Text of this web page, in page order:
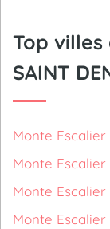
Top villes
SAINT
Monte
Monte
Monte Escalier
Monte Escalier